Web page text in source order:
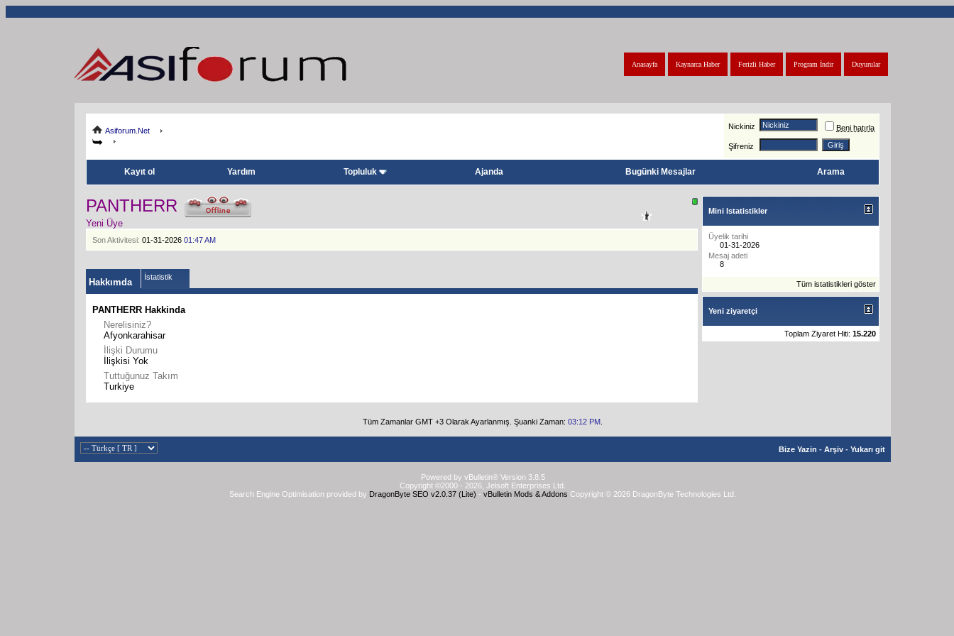
Duyurular
Program İndir
Ferizli Haber
Kaynarca Haber
Anasayfa
Asiforum.Net Nickiniz Beni hatırla
Şifreniz
Kayıt ol Yardım Topluluk Ajanda Bugünki Mesajlar Arama
PANTHERR
Yeni Üye
Son Aktivitesi: 01-31-2026 01:47 AM
Hakkımda İstatistik
PANTHERR Hakkinda
Nerelisiniz?
Afyonkarahisar
İlişki Durumu
İlişkisi Yok
Tuttuğunuz Takım
Turkiye
Mini Istatistikler
Üyelik tarihi
01-31-2026
Mesaj adeti
8
Tüm istatistikleri göster
Yeni ziyaretçi
Toplam Ziyaret Hiti: 15.220
Tüm Zamanlar GMT +3 Olarak Ayarlanmış. Şuanki Zaman: 03:12 PM
Bize Yazin - Arşiv - Yukarı git
Powered by vBulletin® Version 3.8.5
Copyright ©2000 - 2026, Jelsoft Enterprises Ltd.
Search Engine Optimisation provided by DragonByte SEO v2.0.37 (Lite) - vBulletin Mods & Addons Copyright © 2026 DragonByte Technologies Ltd.